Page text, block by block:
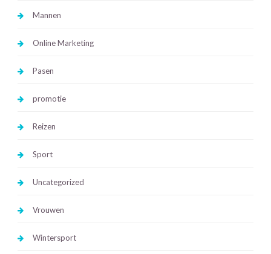
Mannen
Online Marketing
Pasen
promotie
Reizen
Sport
Uncategorized
Vrouwen
Wintersport